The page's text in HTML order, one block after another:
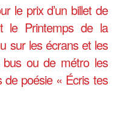
le prix d’un billet de
le Printemps de la
sur les écrans et les
ou de métro les
poésie « Écris tes